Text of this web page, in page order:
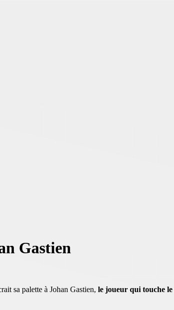
Gastien
sa palette à Johan Gastien, le joueur qui touche le